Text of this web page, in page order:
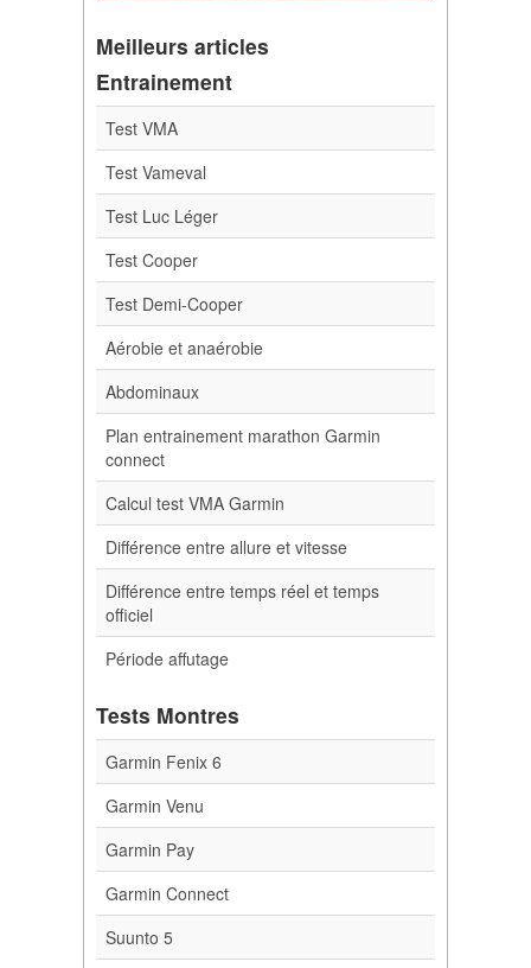
Meilleurs articles
Entrainement
Test VMA
Test Vameval
Test Luc Léger
Test Cooper
Test Demi-Cooper
Aérobie et anaérobie
Abdominaux
Plan entrainement marathon Garmin
connect
Calcul test VMA Garmin
Différence entre allure et vitesse
Différence entre temps réel et temps
officiel
Période affutage
Tests Montres
Garmin Fenix 6
Garmin Venu
Garmin Pay
Garmin Connect
Suunto 5